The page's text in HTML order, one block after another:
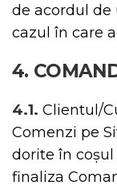
de acordul de
cazul în care
4.
4.1. Clientul/
Comenzi pe
dorite în
finaliza